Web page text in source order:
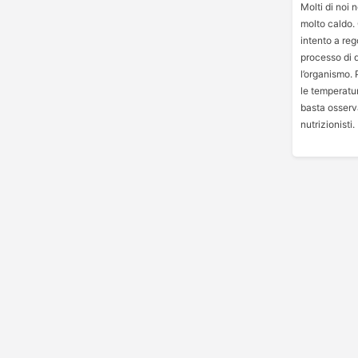
Molti di noi
molto caldo.
intento a
processo di
le
basta
nutrizionisti.